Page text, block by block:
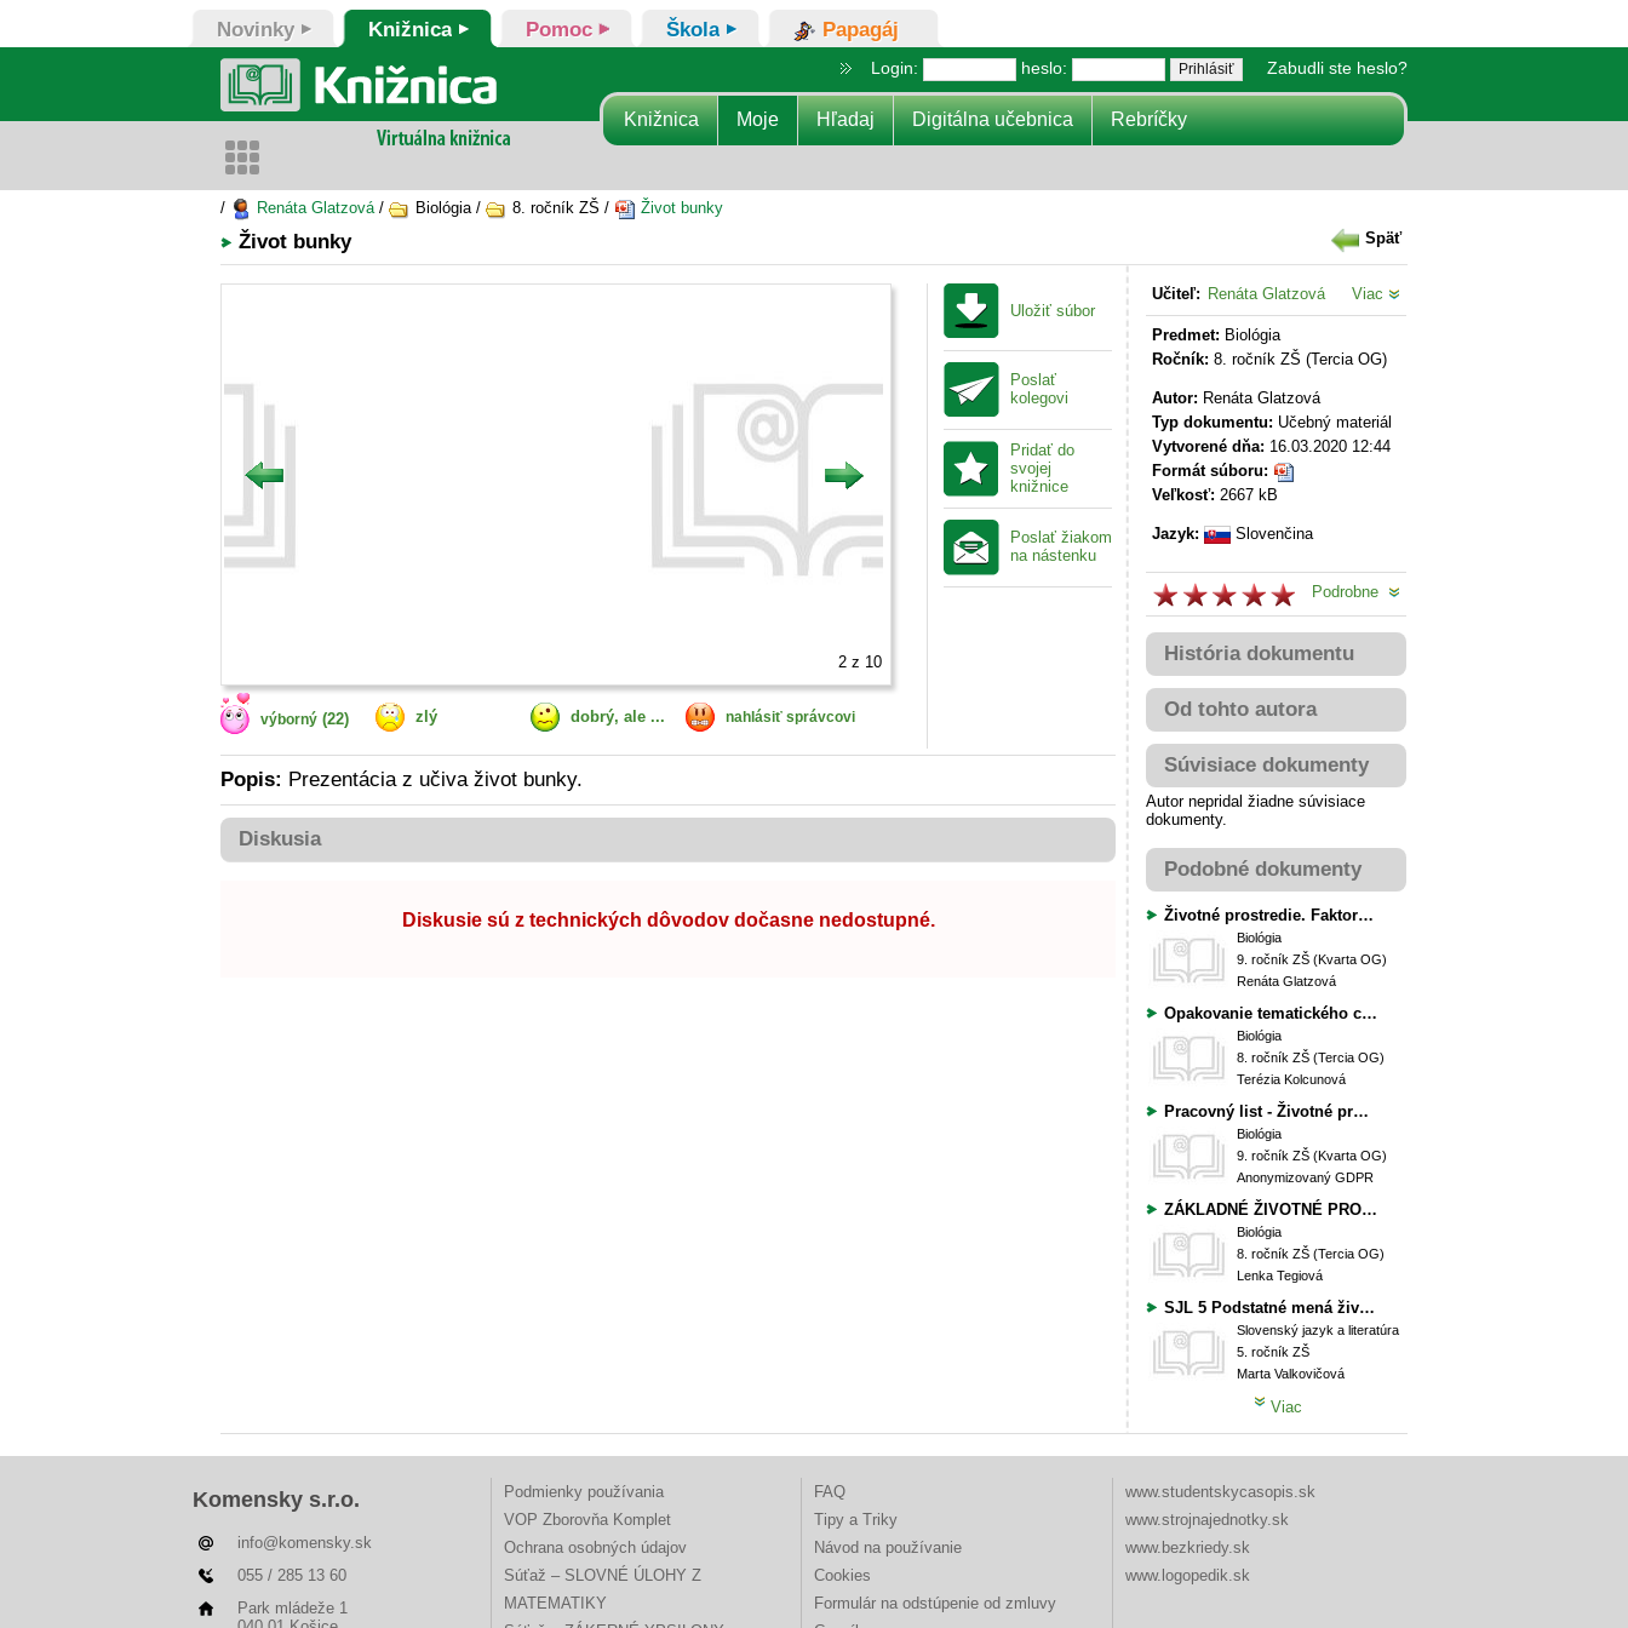
Novinky Knižnica Pomoc Škola Papagáj
Login: heslo: Zabudli ste heslo?
Knižnica Moje Hľadaj Digitálna učebnica Rebríčky
/ Renáta Glatzová/ Biológia / 8. ročník ZŠ / Život bunky
Život bunky Späť
2 z 10
výborný (22) zlý dobrý, ale ... nahlásiť správcovi
Uložiť súbor
Poslať
kolegovi
Pridať do
svojej
knižnice
Poslať žiakom
na nástenku
Popis: Prezentácia z učiva život bunky.
Diskusia
Diskusie sú z technických dôvodov dočasne nedostupné.
Učiteľ: Renáta Glatzová Viac
Predmet: Biológia
Ročník: 8. ročník ZŠ (Tercia OG)
Autor: Renáta Glatzová
Typ dokumentu: Učebný materiál
Vytvorené dňa: 16.03.2020 12:44
Formát súboru:
Veľkosť: 2667 kB
Jazyk: Slovenčina
Podrobne
História dokumentu
Od tohto autora
Súvisiace dokumenty
Autor nepridal žiadne súvisiace
dokumenty.
Podobné dokumenty
Životné prostredie. Faktory ovplyvňujúce životné prostredie
Biológia
9. ročník ZŠ (Kvarta OG)
Renáta Glatzová
Opakovanie tematického celku: Základné životné procesy a prejavy organizmov
Biológia
8. ročník ZŠ (Tercia OG)
Terézia Kolcunová
Pracovný list - Životné procesy baktérií, húb a rastlín
Biológia
9. ročník ZŠ (Kvarta OG)
Anonymizovaný GDPR
ZÁKLADNÉ ŽIVOTNÉ PROCESY ORGANIZMOV – VÝŽIVA, DÝCHANIE, ROZMNOŽOVANIE BAKTÉRIÍ, HÚB, RASTLÍN- TEST
Biológia
8. ročník ZŠ (Tercia OG)
Lenka Tegiová
SJL 5 Podstatné mená životné a neživotné
Slovenský jazyk a literatúra
5. ročník ZŠ
Marta Valkovičová
Viac
Komensky s.r.o.
info@komensky.sk
055 / 285 13 60
Park mládeže 1
Podmienky používania
VOP Zborovňa Komplet
Ochrana osobných údajov
Súťaž – SLOVNÉ ÚLOHY Z
MATEMATIKY
FAQ
Tipy a Triky
Návod na používanie
Cookies
Formulár na odstúpenie od zmluvy
www.studentskycasopis.sk
www.strojnajednotky.sk
www.bezkriedy.sk
www.logopedik.sk